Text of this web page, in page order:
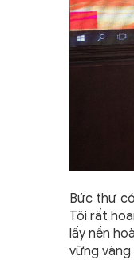
Bức thư
Tôi rất
lấy nền
vững